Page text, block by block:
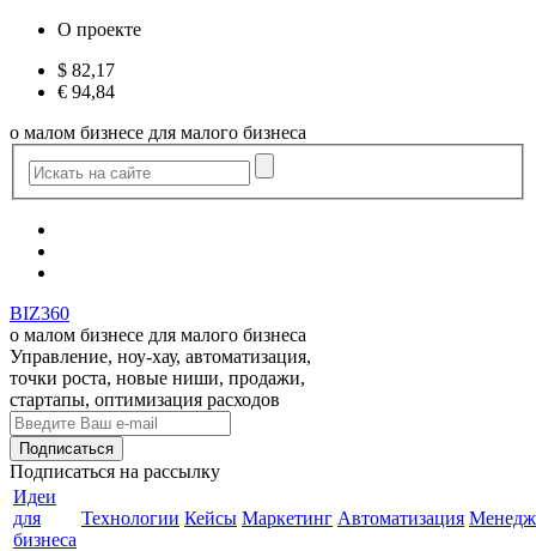
О проекте
$ 82,17
€ 94,84
о малом бизнесе для малого бизнеса
BIZ360
о малом бизнесе для малого бизнеса
Управление, ноу-хау, автоматизация,
точки роста, новые ниши, продажи,
стартапы, оптимизация расходов
Подписаться на рассылку
Идеи
для
бизнеса
Технологии Кейсы Маркетинг Автоматизация